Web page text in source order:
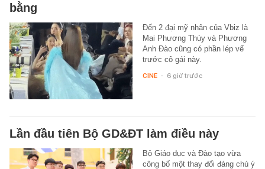
bằng
Đến 2 đại mỹ nhân của Vbiz là
Mai Phương Thúy và Phương
Anh Đào cũng có phần lép vế
trước cô gái này.
CINE - 6 giờ trước
Lần đầu tiên Bộ GD&ĐT làm điều này
Bộ Giáo dục và Đào tạo vừa
công bố một thay đổi đáng chú ý